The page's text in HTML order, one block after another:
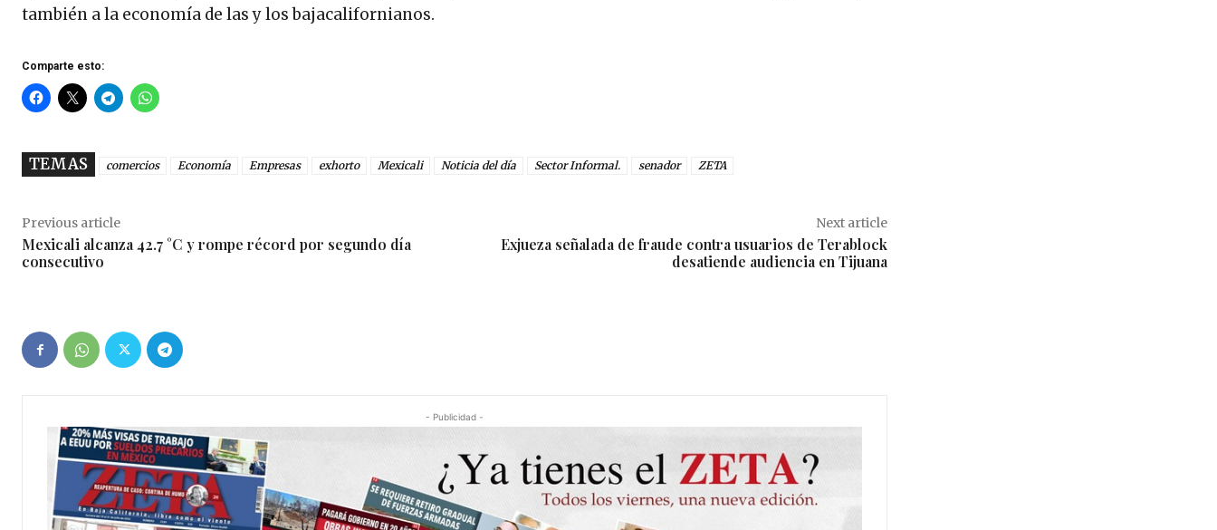
también a la economía de las y los bajacalifornianos.
Comparte esto:
TEMAS comercios Economía Empresas exhorto Mexicali Noticia del día Sector Informal. senador ZETA
Previous article
Mexicali alcanza 42.7 °C y rompe récord por segundo día
consecutivo
Next article
Exjueza señalada de fraude contra usuarios de Terablock
desatiende audiencia en Tijuana
- Publicidad -